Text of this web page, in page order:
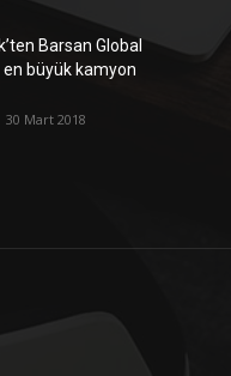
Barsan Global
en büyük kamyon
30 Mart 2018